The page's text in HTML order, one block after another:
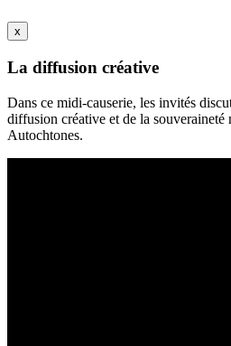
x
La diffusion créative
Dans ce midi-causerie, les invités
diffusion créative et de la souveraineté
Autochtones.